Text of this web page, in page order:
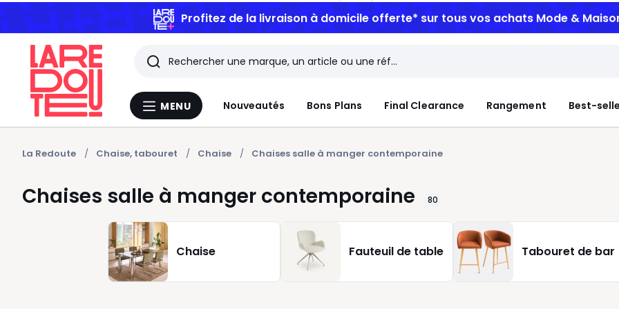
Profitez de la livraison à domicile offerte* sur tous vos achats Mode &
Menu
MENU Nouveautés Bons Plans Final Clearance Rangement Best-
Rechercher
Les
derniers
articles
consultés
La Redoute Chaise, tabouret Chaise Chaises salle à manger contemporaine
Chaises salle à manger contemporaine 80
Chaise Fauteuil de table Tabouret de bar